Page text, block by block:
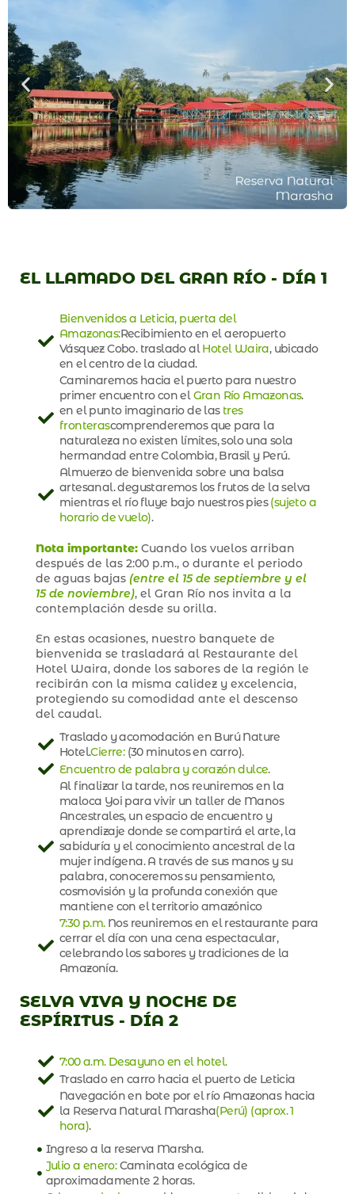
EL LLAMADO DEL GRAN RÍO - DÍA 1
Bienvenidos a Leticia, puerta del
Amazonas:Recibimiento en el aeropuerto
Vásquez Cobo. traslado alHotel Waira, ubicado
en el centro de la ciudad.
Caminaremos hacia el puerto para nuestro
primer encuentro con elGran Río Amazonas.
en el punto imaginario de las tres
fronterascomprenderemos que para la
naturaleza no existen límites, solo una sola
hermandad entre Colombia, Brasil y Perú.
Almuerzo de bienvenida sobre una balsa
artesanal. degustaremos los frutos de la selva
mientras el río fluye bajo nuestros pies(sujeto a
horario de vuelo).
Nota importante: Cuando los vuelos arriban
después de las 2:00 p.m., o durante el periodo
de aguas bajas (entre el 15 de septiembre y el
15 de noviembre), el Gran Río nos invita a la
contemplación desde su orilla.
En estas ocasiones, nuestro banquete de
bienvenida se trasladará al Restaurante del
Hotel Waira, donde los sabores de la región le
recibirán con la misma calidez y excelencia,
protegiendo su comodidad ante el descenso
del caudal.
Traslado y acomodación en Burú Nature
Hotel.Cierre:(30 minutos en carro).
Encuentro de palabra y corazón dulce.
Al finalizar la tarde, nos reuniremos en la
maloca Yoi para vivir un taller de Manos
Ancestrales, un espacio de encuentro y
aprendizaje donde se compartirá el arte, la
sabiduría y el conocimiento ancestral de la
mujer indígena. A través de sus manos y su
palabra, conoceremos su pensamiento,
cosmovisión y la profunda conexión que
mantiene con el territorio amazónico
7:30 p.m.Nos reuniremos en el restaurante para
cerrar el día con una cena espectacular,
celebrando los sabores y tradiciones de la
Amazonía.
SELVA VIVA Y NOCHE DE
ESPÍRITUS - DÍA 2
7:00 a.m. Desayuno en el hotel.
Traslado en carro hacia el puerto de Leticia
Navegación en bote por el río Amazonas hacia
la Reserva Natural Marasha(Perú) (aprox. 1
hora).
Ingreso a la reserva Marsha.
Julio a enero:Caminata ecológica de
aproximadamente 2 horas.